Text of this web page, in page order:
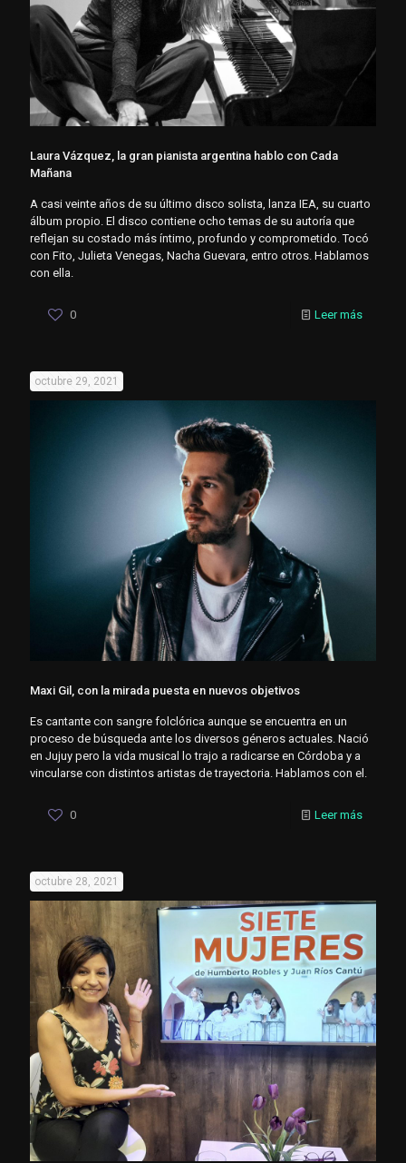
Laura Vázquez, la gran pianista argentina hablo con Cada
Mañana
A casi veinte años de su último disco solista, lanza IEA, su cuarto
álbum propio. El disco contiene ocho temas de su autoría que
reflejan su costado más íntimo, profundo y comprometido. Tocó
con Fito, Julieta Venegas, Nacha Guevara, entro otros. Hablamos
con ella.
0 Leer más
octubre 29, 2021
Maxi Gil, con la mirada puesta en nuevos objetivos
Es cantante con sangre folclórica aunque se encuentra en un
proceso de búsqueda ante los diversos géneros actuales. Nació
en Jujuy pero la vida musical lo trajo a radicarse en Córdoba y a
vincularse con distintos artistas de trayectoria. Hablamos con el.
0 Leer más
octubre 28, 2021